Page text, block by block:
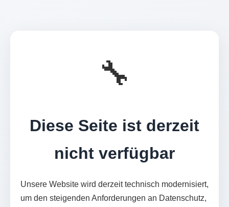
🔧
Diese Seite ist derzeit
nicht verfügbar
Unsere Website wird derzeit technisch modernisiert,
um den steigenden Anforderungen an Datenschutz,